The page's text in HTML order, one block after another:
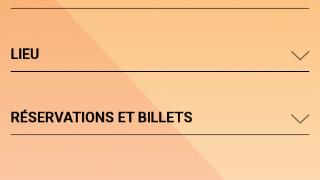
LIEU
RÉSERVATIONS ET BILLETS